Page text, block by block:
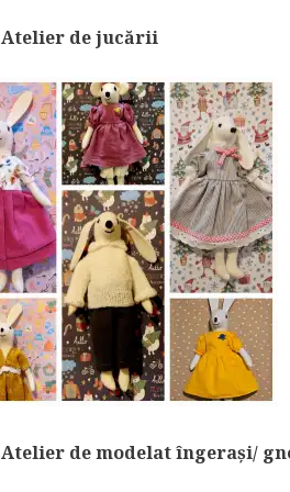
Atelier de jucării
Atelier de modelat îngerași/